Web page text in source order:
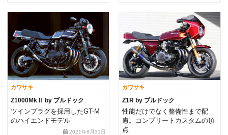
カワサキ
Z1000MkⅡ by ブルドック
ツインプラグを採用したGT-M
のハイエンドモデル
2021年8月31日
カワサキ
Z1R by ブルドック
性能だけでなく整備性まで配
慮。コンプリートカスタムの頂
点